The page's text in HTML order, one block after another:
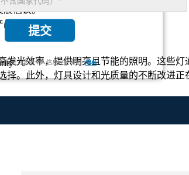
提交
保证对您的个人信息完全保密.隐私
倡议。
。
光效率，提供明亮且节能的照明。这些
。此外，灯具设计和光质量的不断改进正